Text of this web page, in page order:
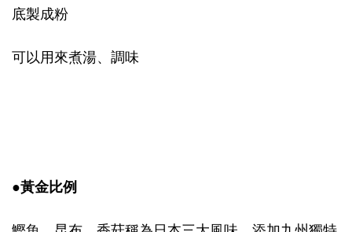
底製成粉
可以用來煮湯、調味
●黃金比例